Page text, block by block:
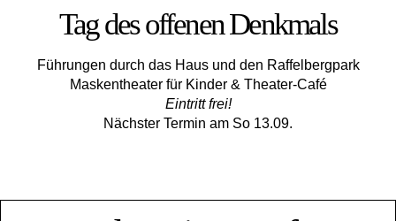
Tag des offenen Denkmals
Führungen durch das Haus und den Raffelbergpark
Maskentheater für Kinder & Theater-Café
Eintritt frei!
Nächster Termin am So 13.09.